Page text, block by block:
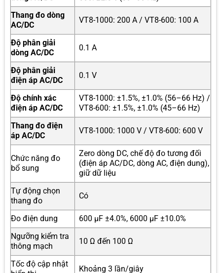
Thang đo dòng
AC/DC
VT8-1000: 200 A / VT8-600: 100 A
Độ phân giải
dòng AC/DC
0.1 A
Độ phân giải
điện áp AC/DC
0.1 V
Độ chính xác
điện áp AC/DC
VT8-1000: ±1.5%, ±1.0% (56–66 Hz) /
VT8-600: ±1.5%, ±1.0% (45–66 Hz)
Thang đo điện
áp AC/DC
VT8-1000: 1000 V / VT8-600: 600 V
Chức năng đo
bổ sung
Zero dòng DC, chế độ đo tương đối
(điện áp AC/DC, dòng AC, điện dung),
giữ dữ liệu
Tự động chọn
thang đo
Có
Đo điện dung
600 µF ±4.0%, 6000 µF ±10.0%
Ngưỡng kiểm tra
thông mạch
10 Ω đến 100 Ω
Tốc độ cập nhật
Khoảng 3 lần/giây